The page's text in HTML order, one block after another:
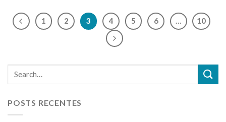
POSTS RECENTES
1 2 3 4 5 6 … 10